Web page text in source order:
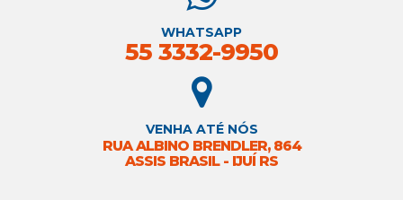
WHATSAPP
55 3332-9950
VENHA ATÉ NÓS
RUA ALBINO BRENDLER, 864
ASSIS BRASIL - IJUÍ RS